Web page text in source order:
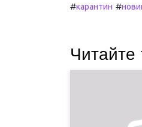
#карантин #
Читайте